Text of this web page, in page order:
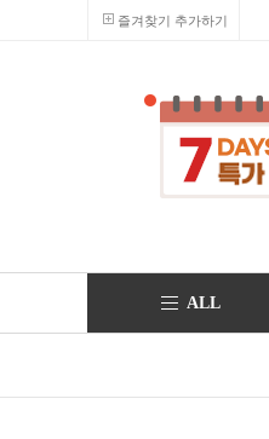
즐겨찾기 추가하기
ALL